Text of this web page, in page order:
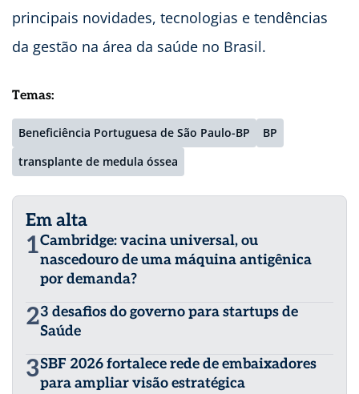
principais novidades, tecnologias e tendências
da gestão na área da saúde no Brasil.
Temas:
Beneficiência Portuguesa de São Paulo-BP
BP
transplante de medula óssea
Em alta
1Cambridge: vacina universal, ou
nascedouro de uma máquina antigênica
por demanda?
23 desafios do governo para startups de
Saúde
3SBF 2026 fortalece rede de embaixadores
para ampliar visão estratégica